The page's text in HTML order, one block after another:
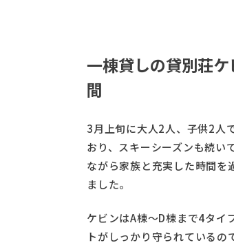
一棟貸しの貸別荘
間
3月上旬に大人2人、子供2人
おり、スキーシーズンも続い
ながら家族と充実した時間を
ました。
ケビンはA棟〜D棟まで4タイ
トがしっかり守られている